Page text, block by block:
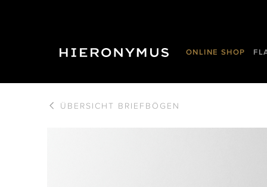
ONLINE SHOP
ÜBERSICHT BRIEFBÖGEN